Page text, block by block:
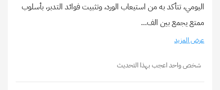
اليومي، تتأكد به من استيعاب الورد، وتثبيت فوائد التدبر، بأسلوب
ممتع يجمع بين الف...
عرض المزيد
شخص واحد اعجب بهذا التحديث